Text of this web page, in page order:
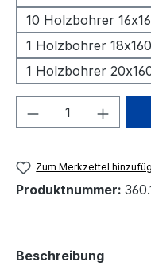
10 Holzbohrer
1 Holzbohrer
1 Holzbohrer
Produkt
Zum Merkzettel
Produktnummer:
Beschreibung